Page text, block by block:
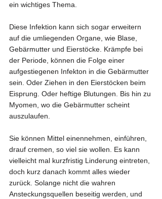
ein wichtiges Thema.
Diese Infektion kann sich sogar erweitern
auf die umliegenden Organe, wie Blase,
Gebärmutter und Eierstöcke. Krämpfe bei
der Periode, können die Folge einer
aufgestiegenen Infekton in die Gebärmutter
sein. Oder Ziehen in den Eierstöcken beim
Eisprung. Oder heftige Blutungen. Bis hin zu
Myomen, wo die Gebärmutter scheint
auszulaufen.
Sie können Mittel einennehmen, einführen,
drauf cremen, so viel sie wollen. Es kann
vielleicht mal kurzfristig Linderung eintreten,
doch kurz danach kommt alles wieder
zurück. Solange nicht die wahren
Ansteckungsquellen beseitig werden, und